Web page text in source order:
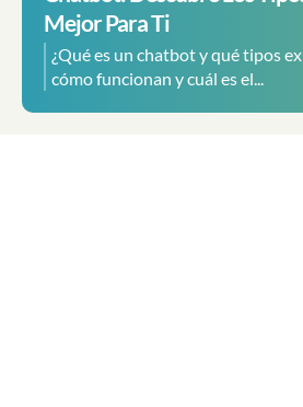
Mejor Para Ti
¿Qué es un chatbot y qué tipos
cómo funcionan y cuál es el...